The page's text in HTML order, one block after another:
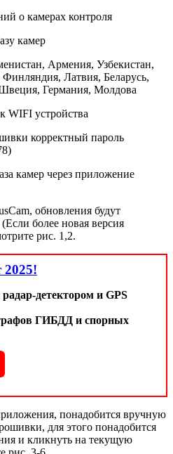
о камерах контроля
камер
Армения, Узбекистан,
Финляндия, Латвия, Беларусь,
Германия, Молдова
WIFI устройства
корректный пароль
камер через приложение
обновления будут
более новая версия
рис. 1,2.
2025!
детектором и GPS
ГИБДД и спорных
понадобится вручную
для этого понадобится
и кликнуть на текущую